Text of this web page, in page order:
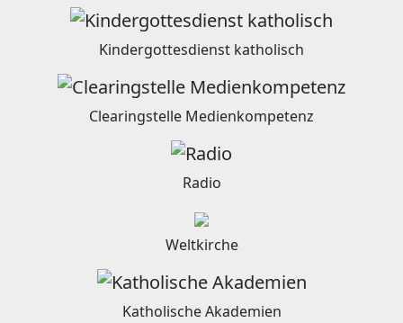
Kindergottesdienst katholisch
Clearingstelle Medienkompetenz
Radio
Weltkirche
Katholische Akademien